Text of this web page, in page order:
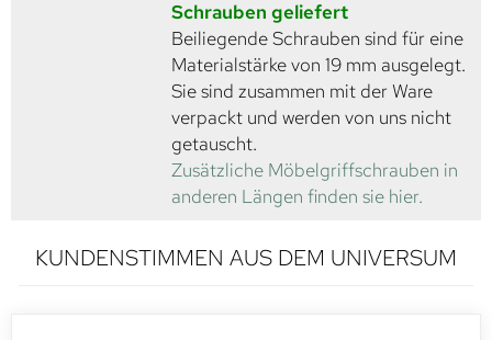
Schrauben geliefert
Beiliegende Schrauben sind für eine
Materialstärke von 19 mm ausgelegt.
Sie sind zusammen mit der Ware
verpackt und werden von uns nicht
getauscht.
Zusätzliche Möbelgriffschrauben in
anderen Längen finden sie hier.
KUNDENSTIMMEN AUS DEM UNIVERSUM